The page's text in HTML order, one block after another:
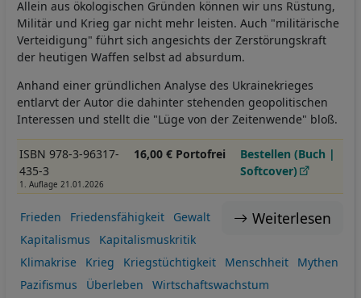
Allein aus ökologischen Gründen können wir uns Rüstung,
Militär und Krieg gar nicht mehr leisten. Auch "militärische
Verteidigung" führt sich angesichts der Zerstörungskraft
der heutigen Waffen selbst ad absurdum.
Anhand einer gründlichen Analyse des Ukrainekrieges
entlarvt der Autor die dahinter stehenden geopolitischen
Interessen und stellt die "Lüge von der Zeitenwende" bloß.
ISBN 978-3-96317-
435-3
1. Auflage 21.01.2026
16,00 € Portofrei
Bestellen (Buch |
Softcover)
Weiterlesen
Frieden Friedensfähigkeit
Gewalt
Kapitalismus
Kapitalismuskritik
Klimakrise
Krieg Kriegstüchtigkeit Menschheit
Mythen
Pazifismus
Überleben
Wirtschaftswachstum